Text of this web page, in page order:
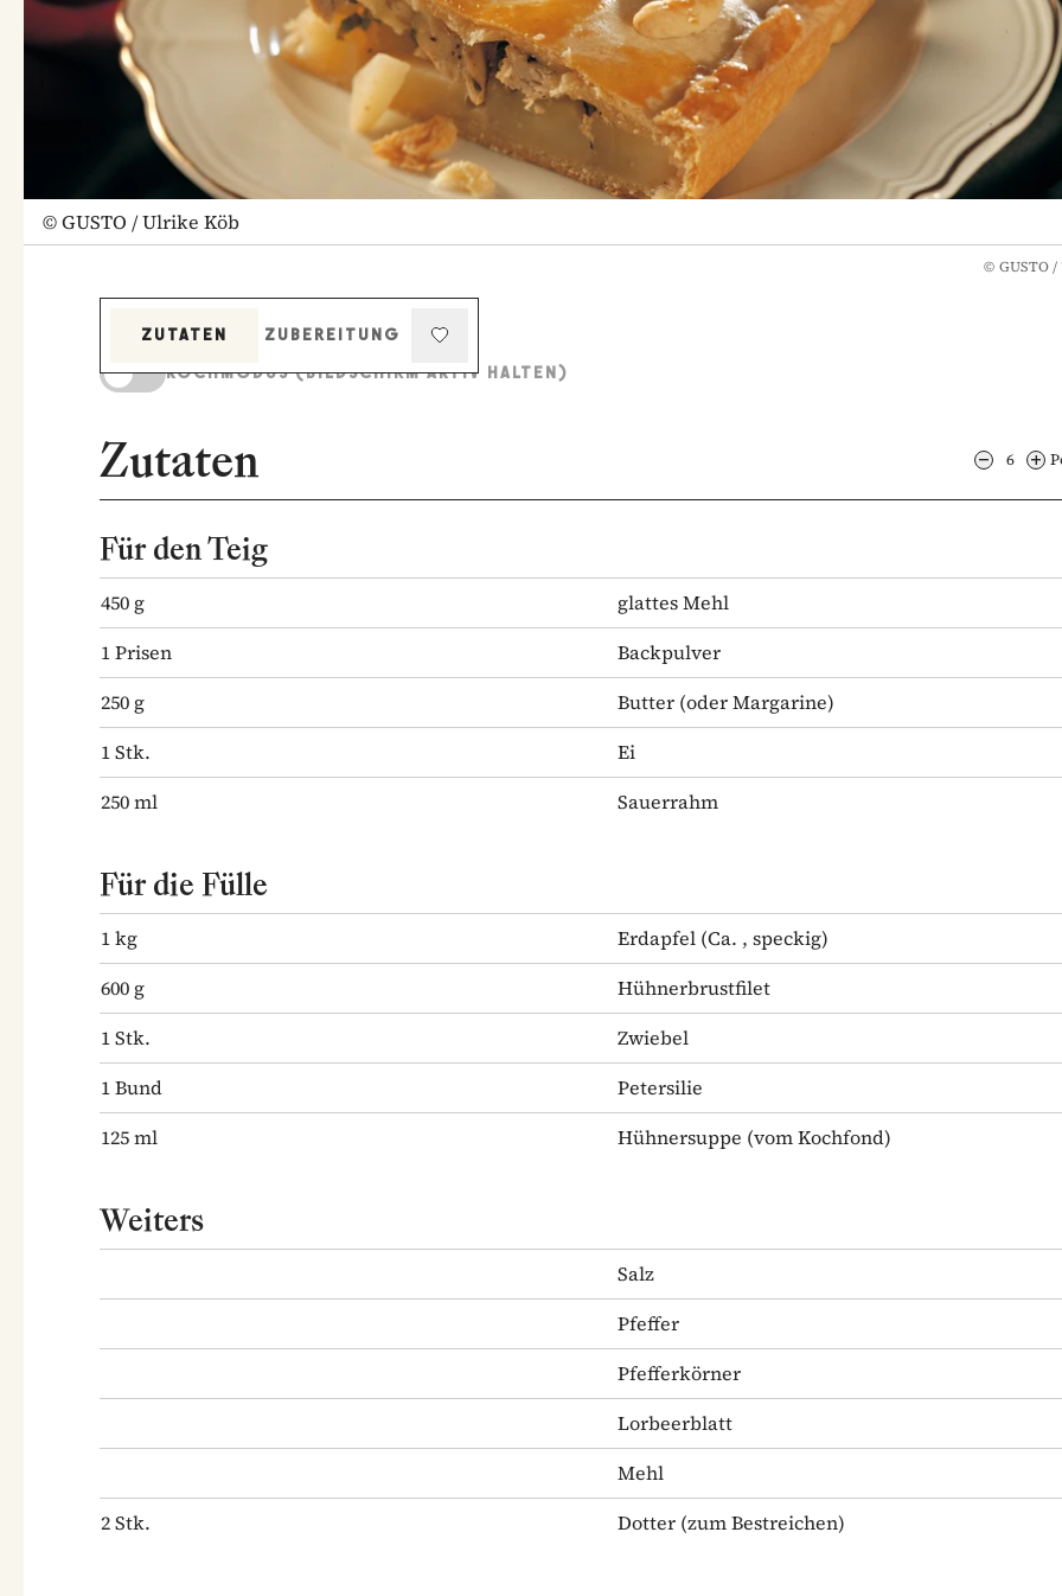
©GUSTO / Ulrike Köb
© GUSTO
ZUTATEN
ZUBEREITUNG
KOCHMODUS (BILDSCHIRM AKTIV HALTEN)
Zutaten 6
Für den Teig
450 g
glattes Mehl
1Prisen
Backpulver
250 g Butter (oder Margarine)
1Stk.
Ei
250ml Sauerrahm
Für die Fülle
1kg Erdapfel (Ca. , speckig)
600 g
Hühnerbrustfilet
1Stk.
Zwiebel
1Bund
Petersilie
125ml Hühnersuppe (vom Kochfond)
Weiters
Salz
Pfeffer
Pfefferkörner
Lorbeerblatt
Mehl
2Stk. Dotter (zum Bestreichen)